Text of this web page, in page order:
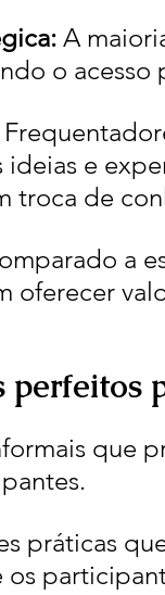
A
o acesso
ideias e
troca de
a
oferecer
perfeitos
que
práticas